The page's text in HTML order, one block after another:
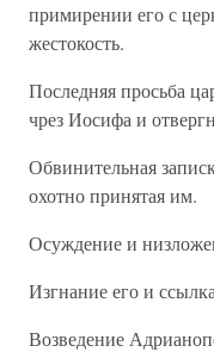
примирении его с
жестокость.
Последняя просьба
чрез Иосифа и
Обвинительная
охотно принятая им.
Осуждение и
Изгнание его и
Возведение